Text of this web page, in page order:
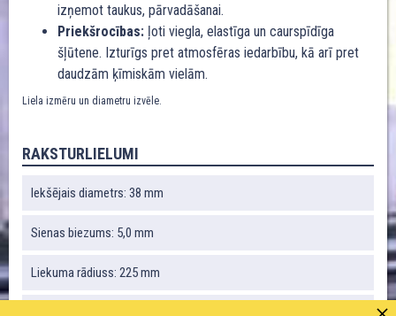
izņemot taukus, pārvadāšanai.
Priekšrocības: ļoti viegla, elastīga un caurspīdīga
šļūtene. Izturīgs pret atmosfēras iedarbību, kā arī pret
daudzām ķīmiskām vielām.
Liela izmēru un diametru izvēle.
RAKSTURLIELUMI
Iekšējais diametrs: 38 mm
Sienas biezums: 5,0 mm
Liekuma rādiuss: 225 mm